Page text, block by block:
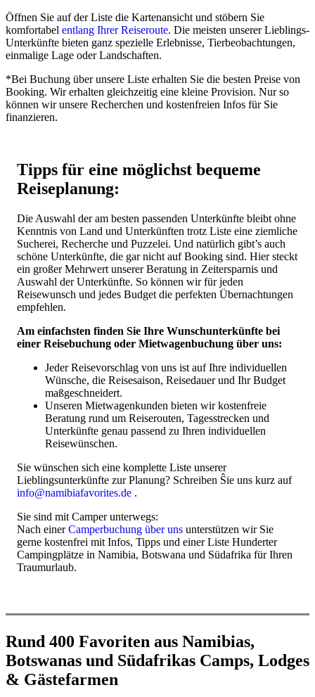
Öffnen Sie auf der Liste die Kartenansicht und stöbern Sie
komfortabel entlang Ihrer Reiseroute. Die meisten unserer Lieblings-
Unterkünfte bieten ganz spezielle Erlebnisse, Tierbeobachtungen,
einmalige Lage oder Landschaften.
*Bei Buchung über unsere Liste erhalten Sie die besten Preise von
Booking. Wir erhalten gleichzeitig eine kleine Provision. Nur so
können wir unsere Recherchen und kostenfreien Infos für Sie
finanzieren.
Tipps für eine möglichst bequeme
Reiseplanung:
Die Auswahl der am besten passenden Unterkünfte bleibt ohne
Kenntnis von Land und Unterkünften trotz Liste eine ziemliche
Sucherei, Recherche und Puzzelei. Und natürlich gibt’s auch
schöne Unterkünfte, die gar nicht auf Booking sind. Hier steckt
ein großer Mehrwert unserer Beratung in Zeitersparnis und
Auswahl der Unterkünfte. So können wir für jeden
Reisewunsch und jedes Budget die perfekten Übernachtungen
empfehlen.
Am einfachsten finden Sie Ihre Wunschunterkünfte bei
einer Reisebuchung oder Mietwagenbuchung über uns:
Jeder Reisevorschlag von uns ist auf Ihre individuellen
Wünsche, die Reisesaison, Reisedauer und Ihr Budget
maßgeschneidert.
Unseren Mietwagenkunden bieten wir kostenfreie
Beratung rund um Reiserouten, Tagesstrecken und
Unterkünfte genau passend zu Ihren individuellen
Reisewünschen.
Sie wünschen sich eine komplette Liste unserer
Lieblingsunterkünfte zur Planung? Schreiben Ŝie uns kurz auf
info@namibiafavorites.de .
Sie sind mit Camper unterwegs:
Nach einerCamperbuchung über uns unterstützen wir Sie
gerne kostenfrei mit Infos, Tipps und einer Liste Hunderter
Campingplätze in Namibia, Botswana und Südafrika für Ihren
Traumurlaub.
Rund 400 Favoriten aus Namibias,
Botswanas und Südafrikas Camps, Lodges
& Gästefarmen